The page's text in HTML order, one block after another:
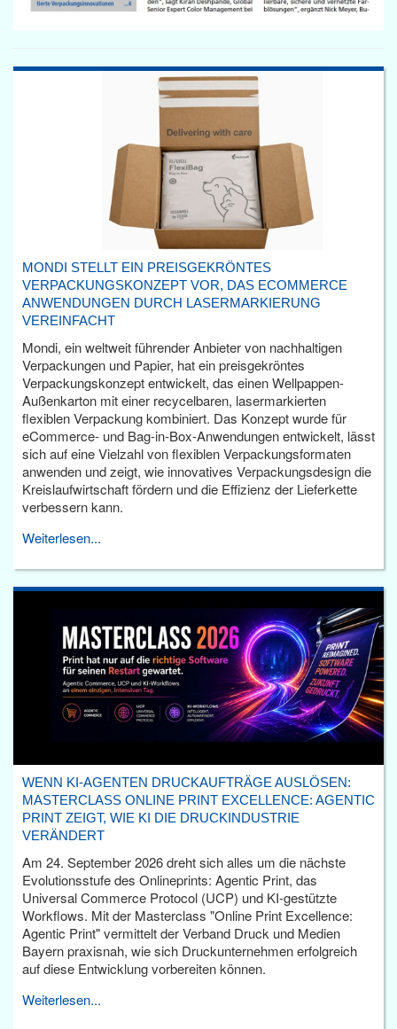
MONDI STELLT EIN PREISGEKRÖNTES
VERPACKUNGSKONZEPT VOR, DAS ECOMMERCE
ANWENDUNGEN DURCH LASERMARKIERUNG
VEREINFACHT
Mondi, ein weltweit führender Anbieter von nachhaltigen
Verpackungen und Papier, hat ein preisgekröntes
Verpackungskonzept entwickelt, das einen Wellpappen-
Außenkarton mit einer recycelbaren, lasermarkierten
flexiblen Verpackung kombiniert. Das Konzept wurde für
eCommerce- und Bag-in-Box-Anwendungen entwickelt, lässt
sich auf eine Vielzahl von flexiblen Verpackungsformaten
anwenden und zeigt, wie innovatives Verpackungsdesign die
Kreislaufwirtschaft fördern und die Effizienz der Lieferkette
verbessern kann.
Weiterlesen...
WENN KI-AGENTEN DRUCKAUFTRÄGE AUSLÖSEN:
MASTERCLASS ONLINE PRINT EXCELLENCE: AGENTIC
PRINT ZEIGT, WIE KI DIE DRUCKINDUSTRIE
VERÄNDERT
Am 24. September 2026 dreht sich alles um die nächste
Evolutionsstufe des Onlineprints: Agentic Print, das
Universal Commerce Protocol (UCP) und KI-gestützte
Workflows. Mit der Masterclass "Online Print Excellence:
Agentic Print" vermittelt der Verband Druck und Medien
Bayern praxisnah, wie sich Druckunternehmen erfolgreich
auf diese Entwicklung vorbereiten können.
Weiterlesen...